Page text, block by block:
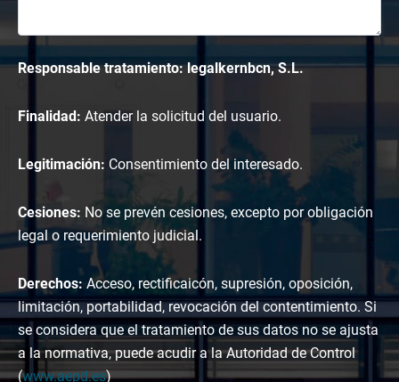
Responsable tratamiento: legalkernbcn, S.L.
Finalidad: Atender la solicitud del usuario.
Legitimación: Consentimiento del interesado.
Cesiones: No se prevén cesiones, excepto por obligación
legal o requerimiento judicial.
Derechos: Acceso, rectificaicón, supresión, oposición,
limitación, portabilidad, revocación del contentimiento. Si
se considera que el tratamiento de sus datos no se ajusta
a la normativa, puede acudir a la Autoridad de Control
(www.aepd.es)